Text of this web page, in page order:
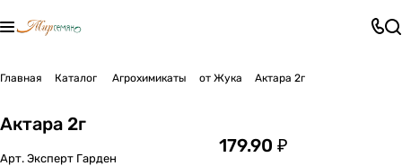
Главная Каталог Агрохимикаты от Жука Актара 2г
Актара 2г
Арт. Эксперт Гарден
179.90 ₽